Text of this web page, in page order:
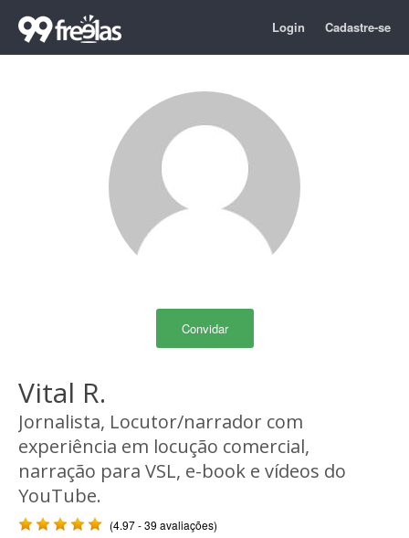
Login Cadastre-se
Convidar
Vital R.
Jornalista, Locutor/narrador com
experiência em locução comercial,
narração para VSL, e-book e vídeos do
YouTube.
(4.97 - 39 avaliações)